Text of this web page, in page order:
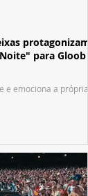
protagonizam
para Gloob e
e emociona a própria